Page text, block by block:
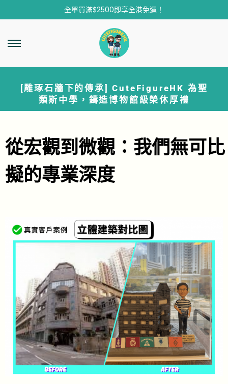
全單買滿$2500即享全港免運！
[雕琢石牆下的傳承] CuteFigureHK 為聖
類斯中學，鑄造博物館級榮休厚禮
從宏觀到微觀：我們無可比
擬的專業深度